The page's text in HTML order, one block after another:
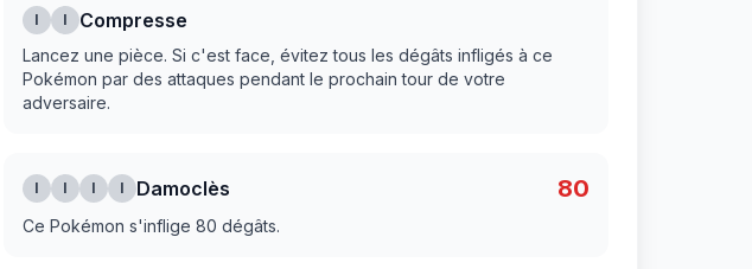
I I Compresse
Lancez une pièce. Si c'est face, évitez tous les dégâts infligés à ce
Pokémon par des attaques pendant le prochain tour de votre
adversaire.
I I I I Damoclès 80
Ce Pokémon s'inflige 80 dégâts.